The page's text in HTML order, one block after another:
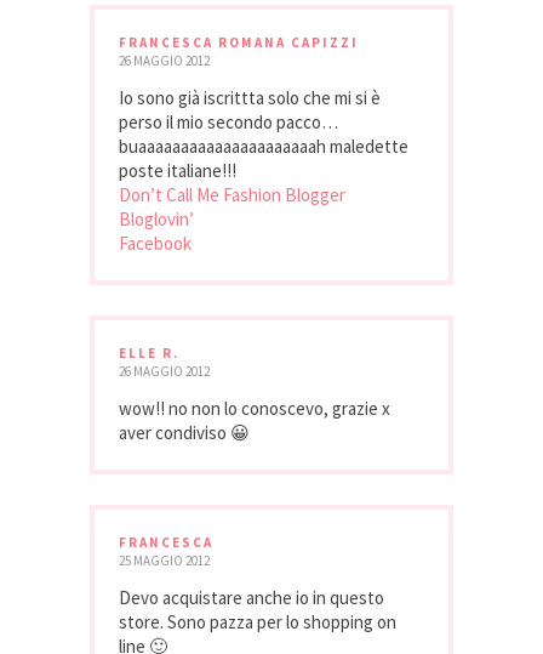
FRANCESCA ROMANA CAPIZZI
26 MAGGIO 2012
Io sono già iscrittta solo che mi si è
perso il mio secondo pacco…
buaaaaaaaaaaaaaaaaaaaaah maledette
poste italiane!!!
Don’t Call Me Fashion Blogger
Bloglovin’
Facebook
ELLE R.
26 MAGGIO 2012
wow!! no non lo conoscevo, grazie x
aver condiviso 😀
FRANCESCA
25 MAGGIO 2012
Devo acquistare anche io in questo
store. Sono pazza per lo shopping on
line 🙂